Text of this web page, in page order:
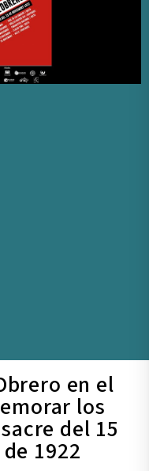
en el
los
del 15
1922